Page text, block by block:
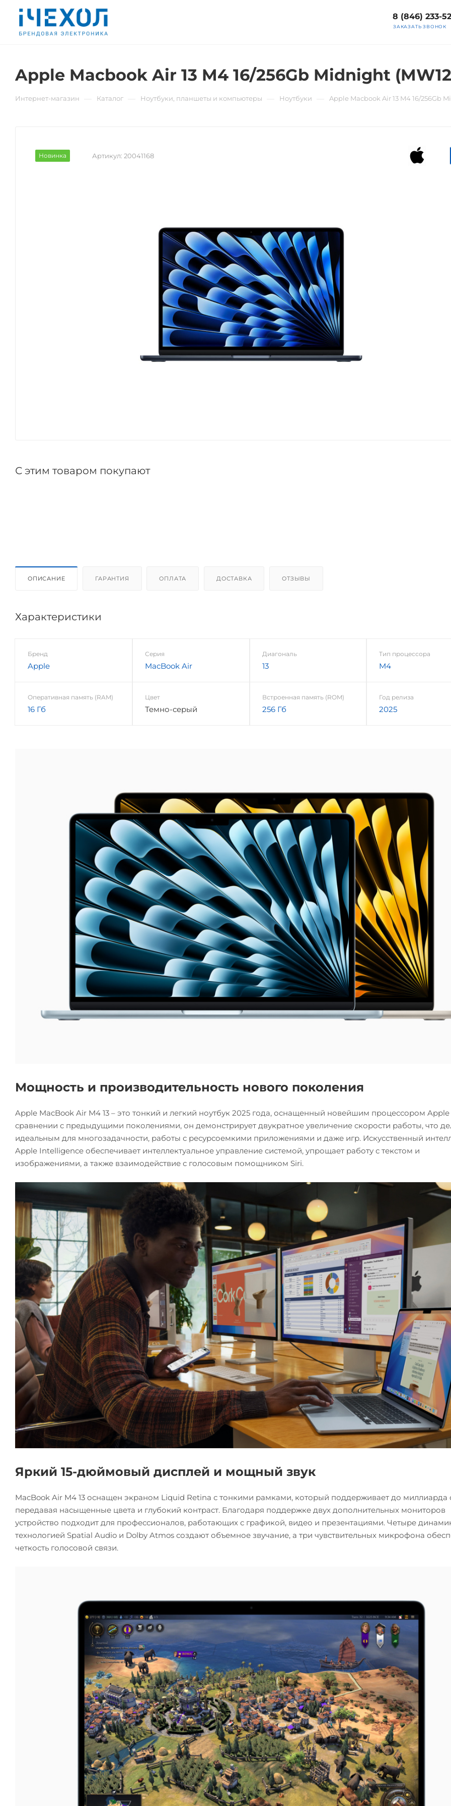
8 (846) 233-
ЗАКАЗАТЬ ЗВОНОК
Apple Macbook Air 13 M4 16/256Gb Midnight
Интернет-магазин Каталог Ноутбуки, планшеты и компьютеры Ноутбуки Apple Macbook Air 13 M4 16/256Gb
Новинка Артикул: 20041168
С этим товаром покупают
ОПИСАНИЕ ГАРАНТИЯ ОПЛАТА ДОСТАВКА ОТЗЫВЫ
Мощность и производительность нового поколения
Apple MacBook Air M4 13 – это тонкий и легкий ноутбук 2025 года, оснащенный новейшим процессором
сравнении с предыдущими поколениями, он демонстрирует двукратное увеличение скорости работы, что
идеальным для многозадачности, работы с ресурсоемкими приложениями и даже игр. Искусственный
Apple Intelligence обеспечивает интеллектуальное управление системой, упрощает работу с текстом и
изображениями, а также взаимодействие с голосовым помощником Siri.
Яркий 15-дюймовый дисплей и мощный звук
MacBook Air M4 13 оснащен экраном Liquid Retina с тонкими рамками, который поддерживает до миллиарда
передавая насыщенные цвета и глубокий контраст. Благодаря поддержке двух дополнительных мониторов
устройство подходит для профессионалов, работающих с графикой, видео и презентациями. Четыре
технологией Spatial Audio и Dolby Atmos создают объемное звучание, а три чувствительных микрофона
четкость голосовой связи.
Характеристики
Бренд
Apple
Серия
MacBook Air
Диагональ
13
Тип процессора
M4
Оперативная память (RAM)
16 Гб
Цвет
Темно-серый
Встроенная память (ROM)
256 Гб
Год релиза
2025